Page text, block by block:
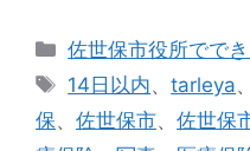
カ
テ
リ
佐世保市役所でで
タ
グ
14日以内、tarleya、
保、 佐世保市、 佐世保